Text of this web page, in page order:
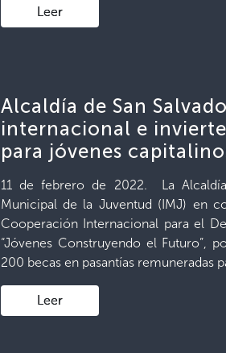
Leer
Alcaldía de San
internacional e
para jóvenes
11 de febrero de 2022. La
Municipal de la Juventud (IMJ) en
Cooperación Internacional para el
“Jóvenes Construyendo el
200 becas en pasantías remuneradas
Leer